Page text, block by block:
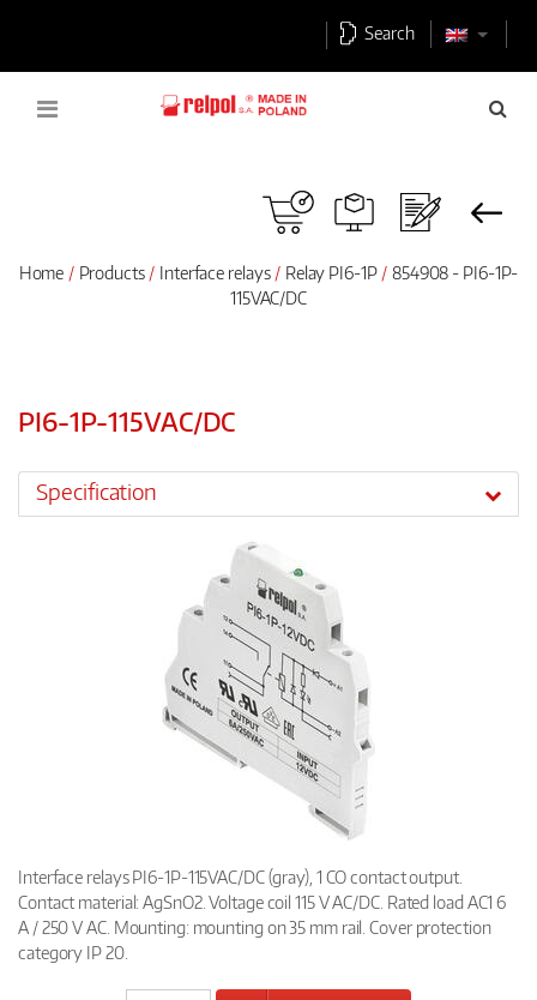
Search
Home Products Interface relays Relay PI6-1P
854908 - PI6-1P-
115VAC/DC
PI6-1P-115VAC/DC
Specification
Interface relays PI6-1P-115VAC/DC (gray), 1 CO contact output.
Contact material: AgSnO2. Voltage coil 115 V AC/DC. Rated load AC1 6
A / 250 V AC. Mounting: mounting on 35 mm rail. Cover protection
category IP 20.